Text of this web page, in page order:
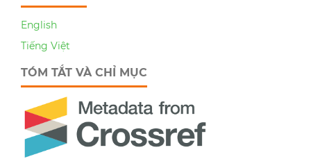
English
Tiếng Việt
TÓM TẮT VÀ CHỈ MỤC